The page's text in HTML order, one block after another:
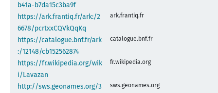
b41a-b7da15c3ba9f
https://ark.frantiq.fr/ark:/2
6678/pcrtxxCQVkQqKq
ark.frantiq.fr
https://catalogue.bnf.fr/ark
:/12148/cb152562874
catalogue.bnf.fr
https://fr.wikipedia.org/wik
i/Lavazan
fr.wikipedia.org
http://sws.geonames.org/3
sws.geonames.org